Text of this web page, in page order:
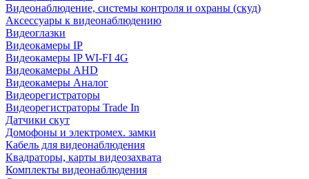
Видеонаблюдение, системы контроля и охраны (скуд)
Аксессуары к видеонаблюдению
Видеоглазки
Видеокамеры IP
Видеокамеры IP WI-FI 4G
Видеокамеры AHD
Видеокамеры Аналог
Видеорегистраторы
Видеорегистраторы Trade In
Датчики скут
Домофоны и электромех. замки
Кабель для видеонаблюдения
Квадраторы, карты видеозахвата
Комплекты видеонаблюдения